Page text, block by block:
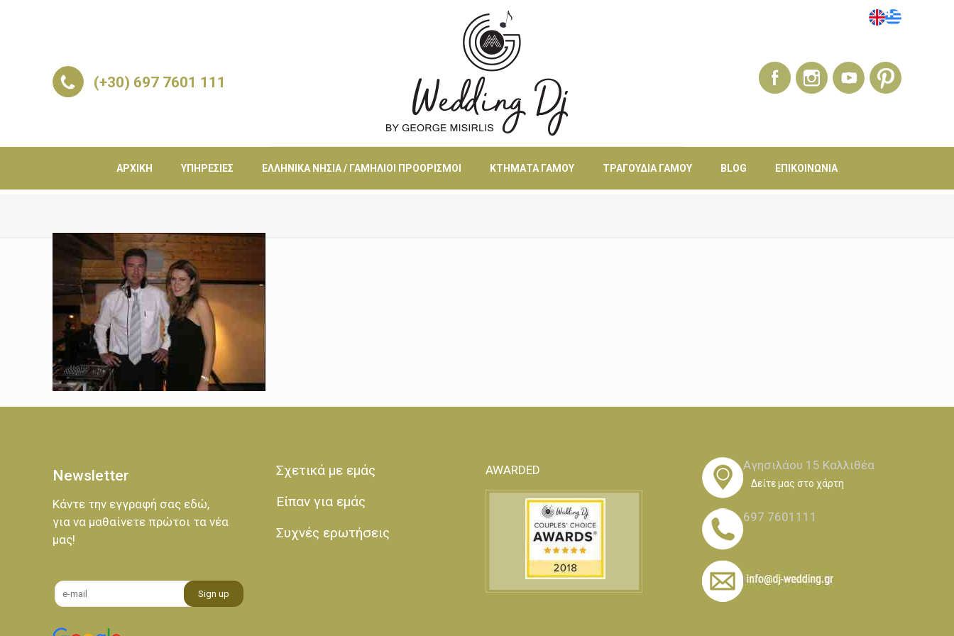
(+30) 697 7601 111
ΑΡΧΙΚΉ ΥΠΗΡΕΣΊΕΣ ΕΛΛΗΝΙΚΆ ΝΗΣΙΆ / ΓΑΜΉΛΙΟΙ ΠΡΟΟΡΙΣΜΟΊ ΚΤΉΜΑΤΑ ΓΆΜΟΥ ΤΡΑΓΟΎΔΙΑ ΓΆΜΟΥ BLOG ΕΠΙΚΟΙΝΩΝΊΑ
Newsletter
Κάντε την εγγραφή σας εδώ,
για να μαθαίνετε πρώτοι τα νέα
μας!
Σχετικά με εμάς
Είπαν για εμάς
Συχνές ερωτήσεις
AWARDED Αγησιλάου 15 Καλλιθέα
Δείτε μας στο χάρτη
697 7601111